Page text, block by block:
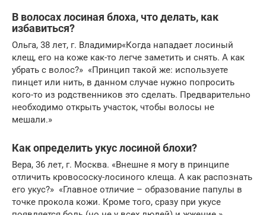
В волосах лосиная блоха, что делать, как
избавиться?
Ольга, 38 лет, г. Владимир«Когда нападает лосиный
клещ, его на коже как-то легче заметить и снять. А как
убрать с волос?» «Принцип такой же: используете
пинцет или нить, в данном случае нужно попросить
кого-то из родственников это сделать. Предварительно
необходимо открыть участок, чтобы волосы не
мешали.»
Как определить укус лосиной блохи?
Вера, 36 лет, г. Москва. «Внешне я могу в принципе
отличить кровососку-лосиного клеща. А как распознать
его укус?» «Главное отличие – образование папулы в
точке прокола кожи. Кроме того, сразу при укусе